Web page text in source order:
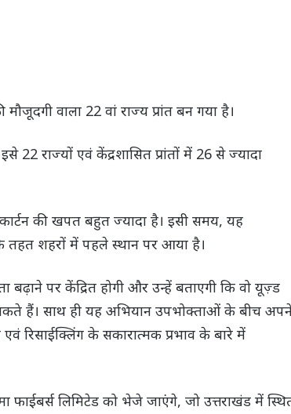
वाला 22 वां राज्य प्रांत बन गया है।
राज्यों एवं केंद्रशासित प्रांतों में 26 से ज्यादा
की खपत बहुत ज्यादा है। इसी समय, यह
तहत शहरों में पहले स्थान पर आया है।
पर केंद्रित होगी और उन्हें बताएगी कि वो यूज़्ड
हैं। साथ ही यह अभियान उपभोक्ताओं के बीच
रिसाईक्लिंग के सकारात्मक प्रभाव के बारे में
फाईबर्स लिमिटेड को भेजे जाएंगे, जो उत्तराखंड में